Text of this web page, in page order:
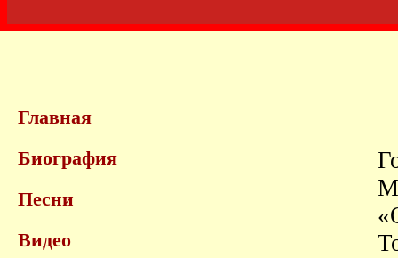
Главная
Биография
Песни
Видео